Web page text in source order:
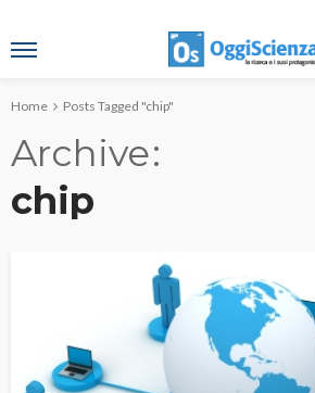
Home Posts Tagged "chip"
Archive
chip